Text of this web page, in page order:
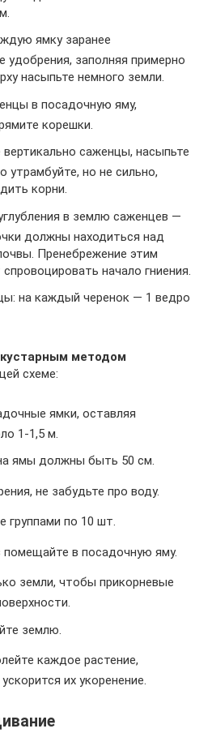
ямку заранее
удобрения, заполняя примерно
насыпьте немного земли.
в посадочную яму,
корешки.
саженцы, насыпьте
утрамбуйте, но не сильно,
корни.
в землю саженцев —
должны находиться над
Пренебрежение этим
начало гниения.
на каждый черенок — 1 ведро
кустарным методом
схеме:
ямки, оставляя
1-1,5 м.
ямы должны быть 50 см.
не забудьте про воду.
группами по 10 шт.
в посадочную яму.
земли, чтобы прикорневые
землю.
каждое растение,
их укоренение.